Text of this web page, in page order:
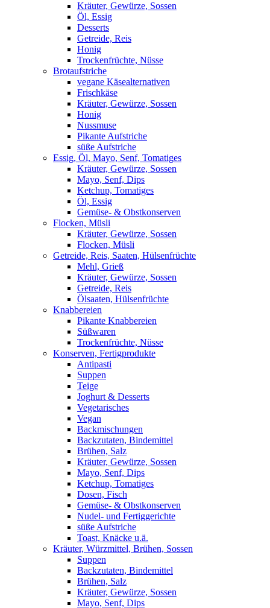
Kräuter, Gewürze, Sossen
Öl, Essig
Desserts
Getreide, Reis
Honig
Trockenfrüchte, Nüsse
Brotaufstriche
vegane Käsealternativen
Frischkäse
Kräuter, Gewürze, Sossen
Honig
Nussmuse
Pikante Aufstriche
süße Aufstriche
Essig, Öl, Mayo, Senf, Tomatiges
Kräuter, Gewürze, Sossen
Mayo, Senf, Dips
Ketchup, Tomatiges
Öl, Essig
Gemüse- & Obstkonserven
Flocken, Müsli
Kräuter, Gewürze, Sossen
Flocken, Müsli
Getreide, Reis, Saaten, Hülsenfrüchte
Mehl, Grieß
Kräuter, Gewürze, Sossen
Getreide, Reis
Ölsaaten, Hülsenfrüchte
Knabbereien
Pikante Knabbereien
Süßwaren
Trockenfrüchte, Nüsse
Konserven, Fertigprodukte
Antipasti
Suppen
Teige
Joghurt & Desserts
Vegetarisches
Vegan
Backmischungen
Backzutaten, Bindemittel
Brühen, Salz
Kräuter, Gewürze, Sossen
Mayo, Senf, Dips
Ketchup, Tomatiges
Dosen, Fisch
Gemüse- & Obstkonserven
Nudel- und Fertiggerichte
süße Aufstriche
Toast, Knäcke u.ä.
Kräuter, Würzmittel, Brühen, Sossen
Suppen
Backzutaten, Bindemittel
Brühen, Salz
Kräuter, Gewürze, Sossen
Mayo, Senf, Dips